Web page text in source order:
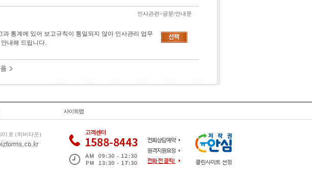
인사관련>공문/안내문
통계에 있어 보고규칙이 통일되지 않아 인사관리 업무
내해 드립니다.
사이트맵
호 (하버타운)